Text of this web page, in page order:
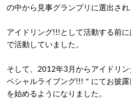
の中から見事グランプリに選出され
アイドリング!!!として活動する前
で活動していました。
そして、2012年3月からアイドリ
ペシャルライブング!!!＂にてお披露
を始めるようになりました。